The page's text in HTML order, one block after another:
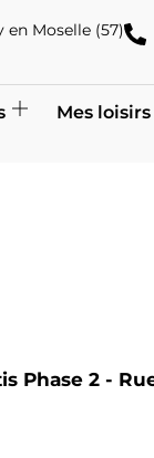
en Moselle (57)
Mes loisirs
Phase 2 -